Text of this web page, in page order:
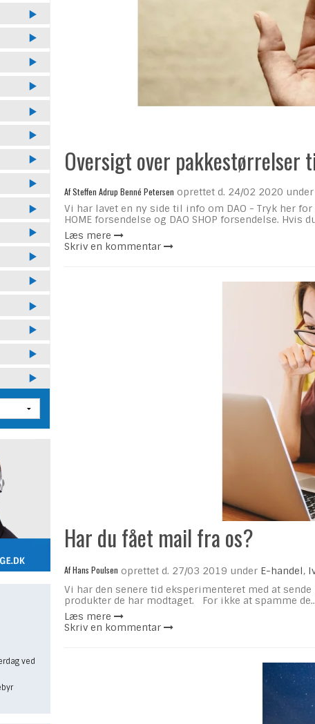
ved
Oversigt over pakkestørrelser
AfSteffen Adrup Benné Petersen oprettet d. 24/02 2020 under
Vi har lavet en ny side til info om DAO - Tryk her
HOME forsendelse og DAO SHOP forsendelse. Hvis
Læs mere
Skriv en kommentar
Har du fået mail fra os?
AfHans Poulsen oprettet d. 27/03 2019 under E-handel,
Vi har den senere tid eksperimenteret med at
produkter de har modtaget. For ikke at spamme
Læs mere
Skriv en kommentar